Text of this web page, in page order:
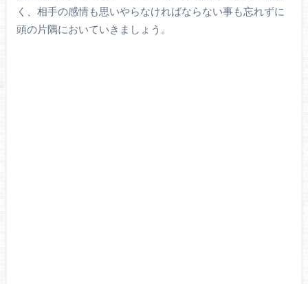
く、相手の感情も思いやらなければならない事も忘れずに
頭の片隅においていきましょう。